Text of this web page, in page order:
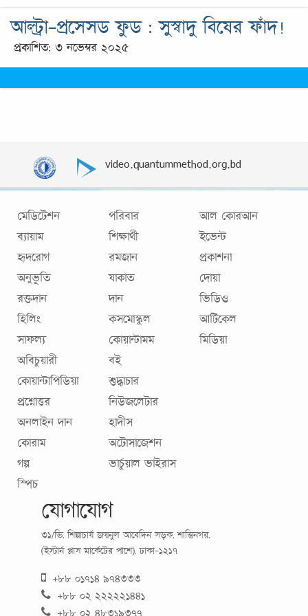
আল্ট্রা-প্রসেসড ফুড : সুস্বাদু বিষের ফাঁদ!
প্রকাশিত: ৩ নভেম্বর ২০২৫
video.quantummethod.org.bd
মেডিটেশন
ব্যায়াম
হৃদরোগ
অনুভূতি
রক্তদান
হিলিং
সাফল্য
পরিবার
শিক্ষার্থী
রমজান
যাকাত
দান
কসমোস্কুল
কোয়ান্টামম
আল কোরআন
ইভেন্ট
প্রকাশনা
দোয়া
ভিডিও
আর্টিকেল
মিডিয়া
অবিচুয়ারী
কোয়ান্টাপিডিয়া
প্রশ্নোত্তর
অনলাইন দান
কোরাম
গল্প
স্পিচ
বই
শুদ্ধাচার
নিউজলেটার
হাদীস
অটোসাজেশন
ভার্চুয়াল ভাইরাস
যোগাযোগ
৩১/ভি, শিল্পাচার্য জয়নুল আবেদিন সড়ক, শান্তিনগর,
(ইস্টার্ন প্লাস মার্কেটের পাশে), ঢাকা-১২১৭
+৮৮ ০১৭১৪ ৯৭৪৩৩৩
+৮৮ ০২ ২২২২২১৪৪১
+৮৮ ০২ ৪৮৩১৯৩৭৭